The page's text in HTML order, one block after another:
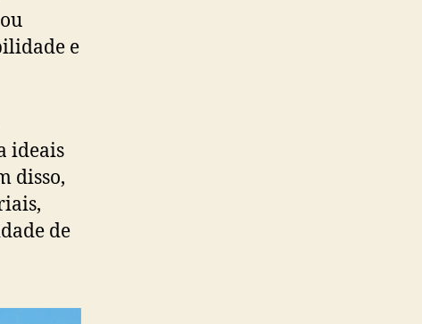
e
ideais
disso,
de